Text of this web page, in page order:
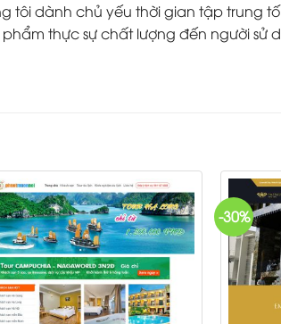
tôi dành chủ yếu thời gian tập trung
thực sự chất lượng đến người sử
-30%